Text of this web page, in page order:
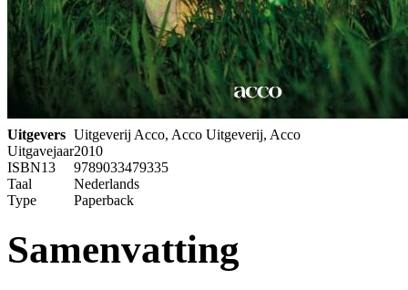
Uitgevers Uitgeverij Acco, Acco Uitgeverij, Acco
Uitgavejaar2010
ISBN13
9789033479335
Taal
Nederlands
Type
Paperback
Samenvatting